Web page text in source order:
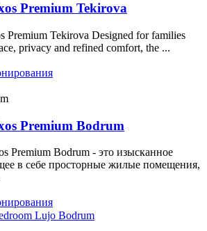
Premium Tekirova
Tekirova Designed for families
privacy and refined comfort, the ...
Premium Bodrum
Premium Bodrum - это изысканное
в себе просторные жилые помещения,